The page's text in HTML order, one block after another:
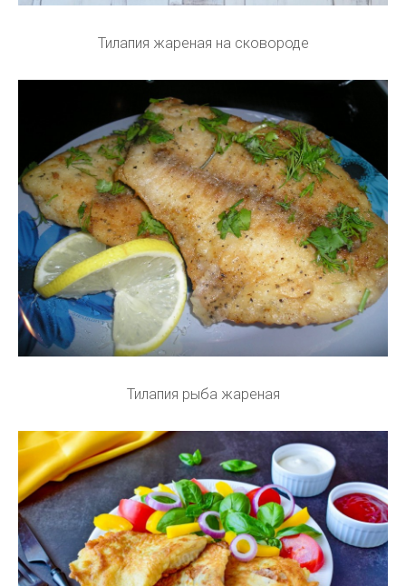
Тилапия жареная на сковороде
Тилапия рыба жареная